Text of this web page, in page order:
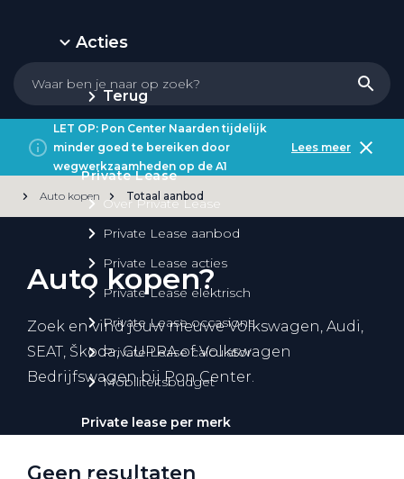
Acties
Terug
Private Lease
Over Private Lease
Private Lease aanbod
Private Lease acties
Private Lease elektrisch
Private Lease occasions
Private Lease calculator
Mobiliteitsbudget
Private lease per merk
LET OP: Pon Center Naarden tijdelijk
minder goed te bereiken door
wegwerkzaamheden op de A1
Lees meer
Auto kopen Totaal aanbod
Auto kopen?
Zoek en vind jouw nieuwe Volkswagen, Audi,
SEAT, Škoda, CUPRA of Volkswagen
Bedrijfswagen bij Pon Center.
Geen resultaten